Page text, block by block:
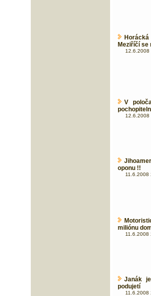
Meziříčí se
12.6.2008
V
12.6.2008
oponu !!
11.6.2008
miliónu
11.6.2008
Janák
podujetí
11.6.2008